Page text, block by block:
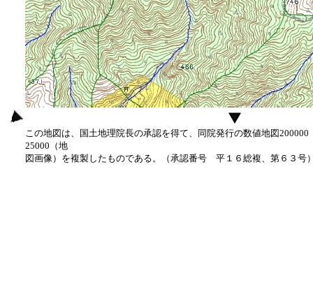
この地図は、国土地理院長の承認を得て、同院発行の数値地図
25000（地
図画像）を複製したものである。（承認番号 平１６総複、第６３号